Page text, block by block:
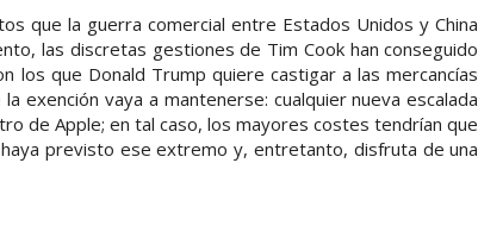
que la guerra comercial entre Estados Unidos y China
las discretas gestiones de Tim Cook han conseguido
los que Donald Trump quiere castigar a las mercancías
exención vaya a mantenerse: cualquier nueva escalada
de Apple; en tal caso, los mayores costes tendrían que
previsto ese extremo y, entretanto, disfruta de una